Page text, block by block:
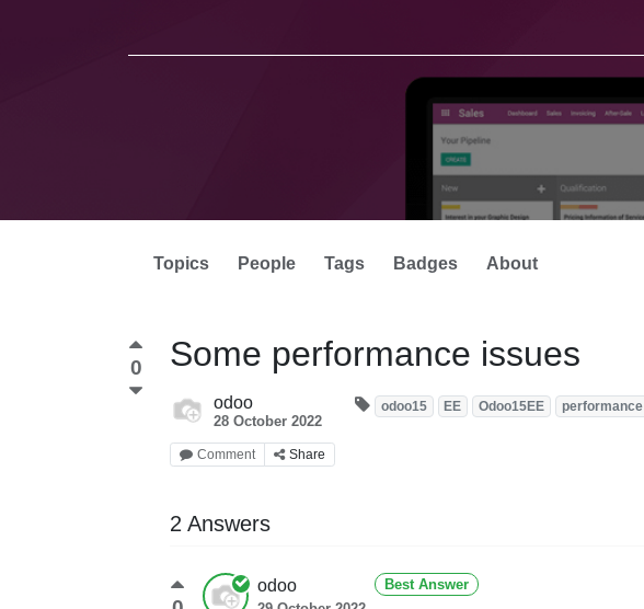
Topics People Tags Badges About
0 Some performance issues
odoo
28 October 2022
odoo15 EE Odoo15EE performance
Comment Share
2 Answers
odoo Best Answer